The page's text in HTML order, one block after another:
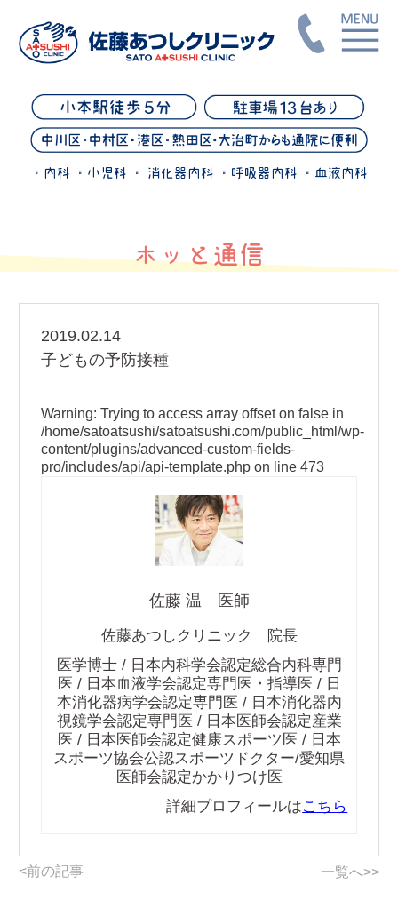
・内科 ・小児科 ・ 消化器内科 ・呼吸器内科 ・血液内科
ホッと通信
2019.02.14
子どもの予防接種
Warning: Trying to access array offset on false in
/home/satoatsushi/satoatsushi.com/public_html/wp-
content/plugins/advanced-custom-fields-
pro/includes/api/api-template.phpon line 473
佐藤 温 医師
佐藤あつしクリニック 院長
医学博士 / 日本内科学会認定総合内科専門
医 / 日本血液学会認定専門医・指導医 / 日
本消化器病学会認定専門医 / 日本消化器内
視鏡学会認定専門医 / 日本医師会認定産業
医 / 日本医師会認定健康スポーツ医 / 日本
スポーツ協会公認スポーツドクター/愛知県
医師会認定かかりつけ医
詳細プロフィールはこちら
<前の記事 一覧へ>>